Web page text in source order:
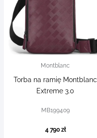
Montblanc
Torba na ramię Montblanc
Extreme 3.0
MB199409
4 790 zł